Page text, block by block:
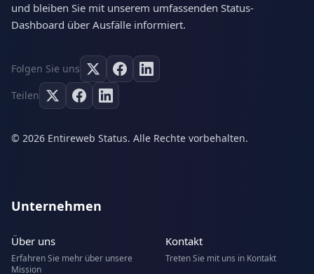
und bleiben Sie mit unserem umfassenden Status-
Dashboard über Ausfälle informiert.
Folgen Sie uns
Teilen
© 2026 Entireweb Status. Alle Rechte vorbehalten.
Unternehmen
Über uns
Erfahren Sie mehr über unsere
Mission
Kontakt
Treten Sie mit uns in Kontakt